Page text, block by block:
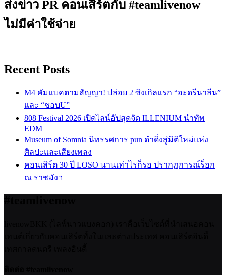
ส่งข่าว PR คอนเสิร์ตกับ #teamlivenow
ไม่มีค่าใช้จ่าย
Recent Posts
M4 คัมแบคตามสัญญา! ปล่อย 2 ซิงเกิลแรก “อะดรีนาลีน”
และ “ชอบU”
808 Festival 2026 เปิดไลน์อัปสุดจัด ILLENIUM นำทัพ
EDM
Museum of Somnia นิทรรศการ pun ดำดิ่งสู่มิติใหม่แห่ง
ศิลปะและเสียงเพลง
คอนเสิร์ต 30 ปี LOSO นานเท่าไรก็รอ ปรากฏการณ์ร็อก
ณ ราชมังฯ